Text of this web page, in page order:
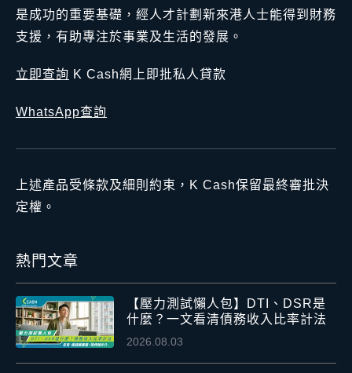
是成功的重要基礎，經人才計劃新來港人士能得到財務
支援，有助專注於事業及生活的發展。
立即查詢 K Cash網上即批私人貸款
WhatsApp查詢
上述產品受條款及細則約束，K Cash保留最終審批決
定權。
熱門文章
【壓力測試懶人包】DTI、DSR是
什麼？一文看清債務收入比率計法
2026.08.03